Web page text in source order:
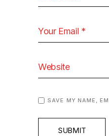
SAVE MY NAME,
SUBMIT